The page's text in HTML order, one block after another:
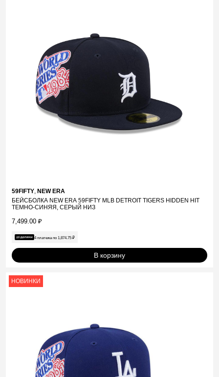
59FIFTY, NEW ERA
БЕЙСБОЛКА NEW ERA 59FIFTY MLB DETROIT TIGERS HIDDEN HIT
ТЕМНО-СИНЯЯ, СЕРЫЙ НИЗ
7,499.00 ₽
4 платежа по 1,874.75 ₽
В корзину
НОВИНКИ